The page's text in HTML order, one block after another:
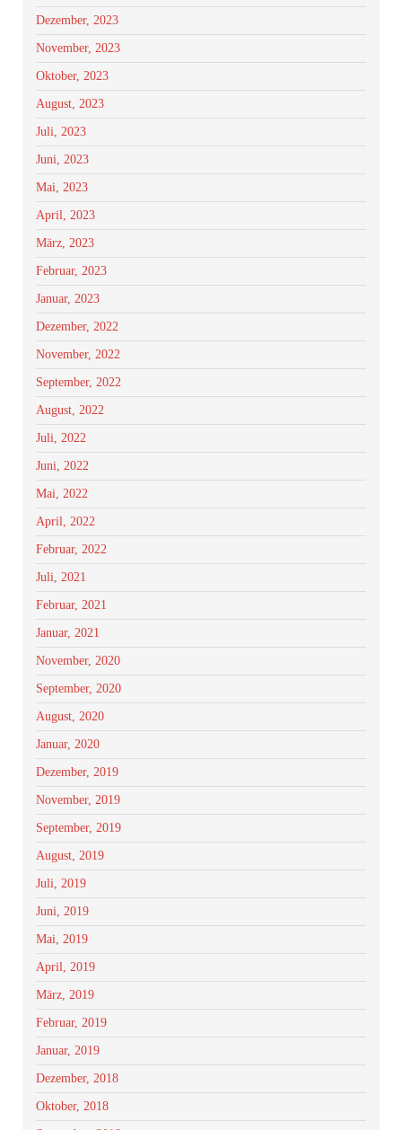
Dezember, 2023
November, 2023
Oktober, 2023
August, 2023
Juli, 2023
Juni, 2023
Mai, 2023
April, 2023
März, 2023
Februar, 2023
Januar, 2023
Dezember, 2022
November, 2022
September, 2022
August, 2022
Juli, 2022
Juni, 2022
Mai, 2022
April, 2022
Februar, 2022
Juli, 2021
Februar, 2021
Januar, 2021
November, 2020
September, 2020
August, 2020
Januar, 2020
Dezember, 2019
November, 2019
September, 2019
August, 2019
Juli, 2019
Juni, 2019
Mai, 2019
April, 2019
März, 2019
Februar, 2019
Januar, 2019
Dezember, 2018
Oktober, 2018